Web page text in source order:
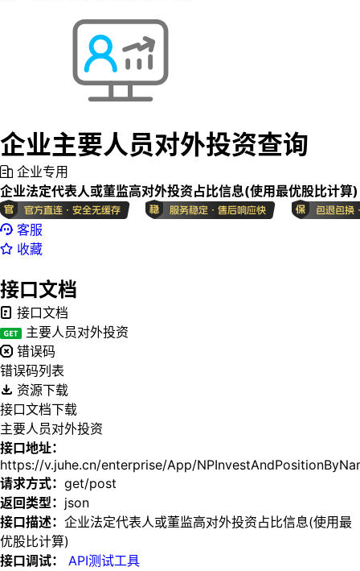
企业主要人员对外投资查询
企业专用
企业法定代表人或董监高对外投资占比信息(使用最优股比计算)
客服
收藏
接口文档
接口文档
主要人员对外投资
错误码
错误码列表
资源下载
接口文档下载
主要人员对外投资
接口地址：
https://v.juhe.cn/enterprise/App/
请求方式： get/post
返回类型： json
接口描述： 企业法定代表人或董监高对外投资占比信息(使用最
优股比计算)
接口调试：
API测试工具